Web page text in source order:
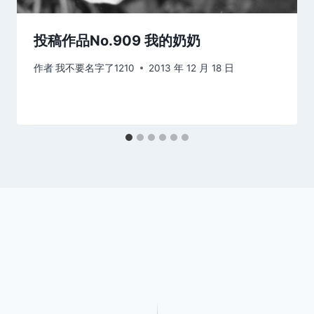
投稿作品No.909 我的奶奶
作者我不要名字了1210 2013 年 12 月 18 日